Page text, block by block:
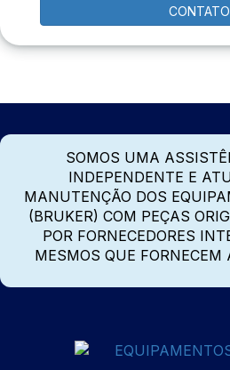
CONTATO
SOMOS UMA
INDEPENDENTE E
MANUTENÇÃO DOS
(BRUKER) COM PEÇAS
POR FORNECEDORES
MESMOS QUE FORNECEM